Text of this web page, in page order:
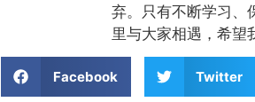
弃。只有不断学习、
里与大家相遇，希望
Facebook Twitter